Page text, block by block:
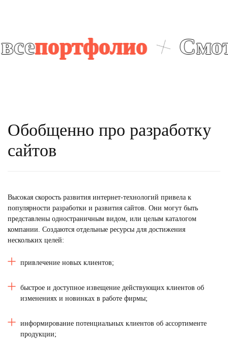
Смотрите
Обобщенно про разработку
сайтов
Высокая скорость развития интернет-технологий привела к
популярности разработки и развития сайтов. Они могут быть
представлены одностраничным видом, или целым каталогом
компании. Создаются отдельные ресурсы для достижения
нескольких целей:
привлечение новых клиентов;
быстрое и доступное извещение действующих клиентов об
изменениях и новинках в работе фирмы;
информирование потенциальных клиентов об ассортименте
продукции;